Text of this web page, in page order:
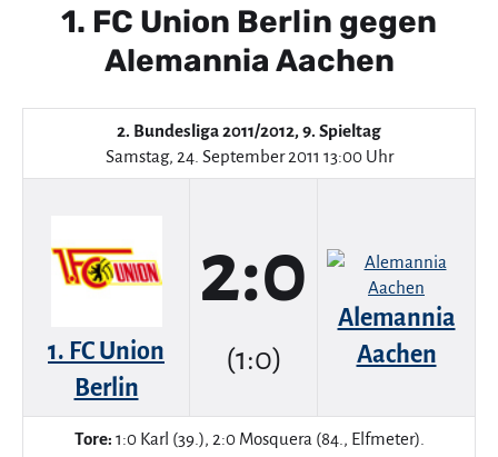
1. FC Union Berlin gegen
Alemannia Aachen
2. Bundesliga 2011/2012, 9. Spieltag
Samstag, 24. September 2011 13:00 Uhr
1. FC Union
Berlin
2:0
(1:0)
Alemannia
Aachen
Tore: 1:0 Karl (39.), 2:0 Mosquera (84., Elfmeter).